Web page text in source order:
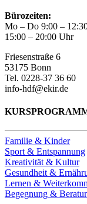
Bürozeiten:
Mo – Do 9:00 –
15:00 – 20:00 Uhr
Friesenstraße 6
53175 Bonn
Tel. 0228-37 36 60
info-hdf@ekir.de
Familie & Kinder
Sport & Entspannung
Kreativität & Kultur
Gesundheit &
Lernen &
Begegnung &